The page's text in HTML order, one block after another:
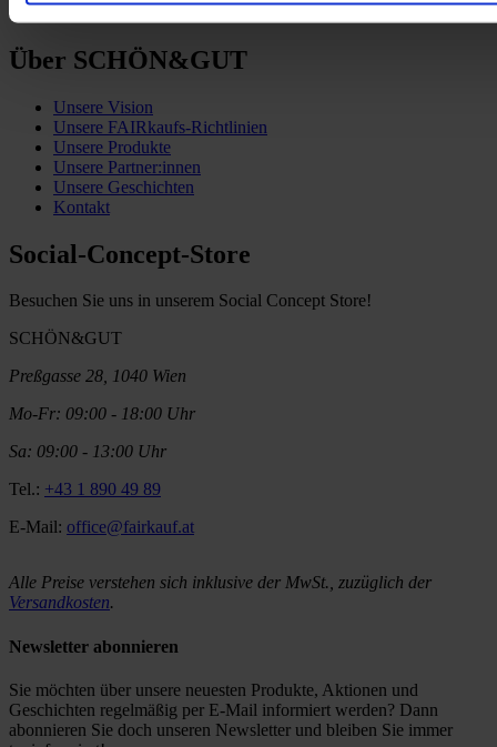
Über SCHÖN&GUT
Unsere Vision
Unsere FAIRkaufs-Richtlinien
Unsere Produkte
Unsere Partner:innen
Unsere Geschichten
Kontakt
Social-Concept-Store
Besuchen Sie uns in unserem Social Concept Store!
SCHÖN&GUT
Preßgasse 28, 1040 Wien
Mo-Fr: 09:00 - 18:00 Uhr
Sa: 09:00 - 13:00 Uhr
Tel.: +43 1 890 49 89
E-Mail: office@fairkauf.at
Alle Preise verstehen sich inklusive der MwSt., zuzüglich der
Versandkosten.
Newsletter abonnieren
Sie möchten über unsere neuesten Produkte, Aktionen und
Geschichten regelmäßig per E-Mail informiert werden? Dann
abonnieren Sie doch unseren Newsletter und bleiben Sie immer